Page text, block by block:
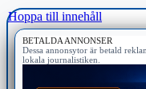
Hoppa till innehåll
BETALDA ANNONSER
Dessa annonsytor är betald
lokala journalistiken.